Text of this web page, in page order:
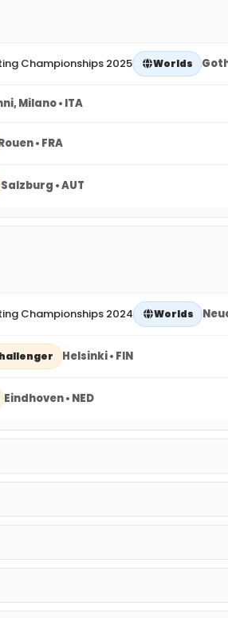
Championships 2025 Worlds
Milano • ITA
• FRA
Salzburg • AUT
Championships 2024 Worlds
Helsinki • FIN
Eindhoven • NED